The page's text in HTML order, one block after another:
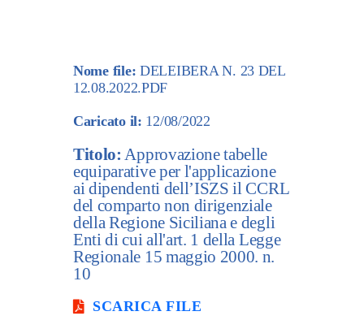
Nome file: DELEIBERA N. 23 DEL
12.08.2022.PDF
Caricato il: 12/08/2022
Titolo: Approvazione tabelle
equiparative per l'applicazione
ai dipendenti dell’ISZS il CCRL
del comparto non dirigenziale
della Regione Siciliana e degli
Enti di cui all'art. 1 della Legge
Regionale 15 maggio 2000. n.
10
SCARICA FILE